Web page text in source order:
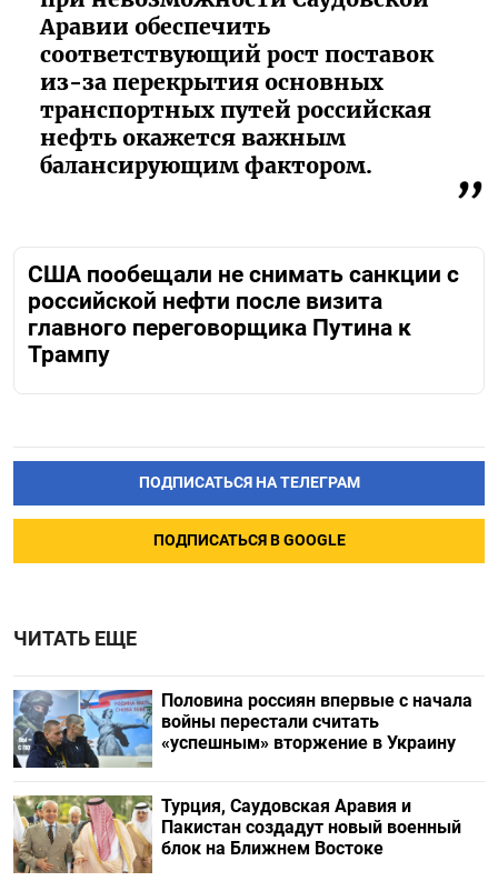
Аравии обеспечить
соответствующий рост поставок
из-за перекрытия основных
транспортных путей российская
нефть окажется важным
балансирующим фактором.
США пообещали не снимать санкции с
российской нефти после визита
главного переговорщика Путина к
Трампу
ПОДПИСАТЬСЯ НА ТЕЛЕГРАМ
ПОДПИСАТЬСЯ В GOOGLE
ЧИТАТЬ ЕЩЕ
Половина россиян впервые с начала
войны перестали считать
«успешным» вторжение в Украину
Турция, Саудовская Аравия и
Пакистан создадут новый военный
блок на Ближнем Востоке